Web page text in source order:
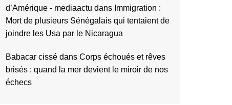
d’Amérique - mediaactu dans Immigration :
Mort de plusieurs Sénégalais qui tentaient de
joindre les Usa par le Nicaragua
Babacar cissé dans Corps échoués et rêves
brisés : quand la mer devient le miroir de nos
échecs